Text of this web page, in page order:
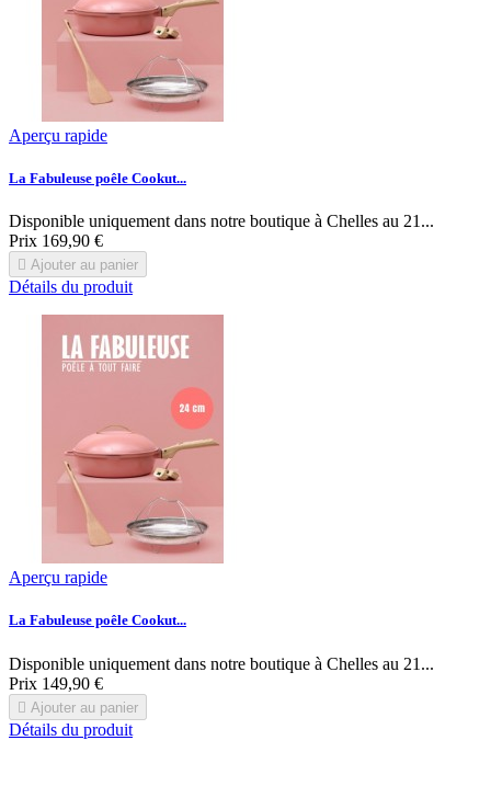
Aperçu rapide
La Fabuleuse poêle Cookut...
Disponible uniquement dans notre boutique à Chelles au 21...
Prix 169,90 €
 Ajouter au panier
Détails du produit
Aperçu rapide
La Fabuleuse poêle Cookut...
Disponible uniquement dans notre boutique à Chelles au 21...
Prix 149,90 €
 Ajouter au panier
Détails du produit